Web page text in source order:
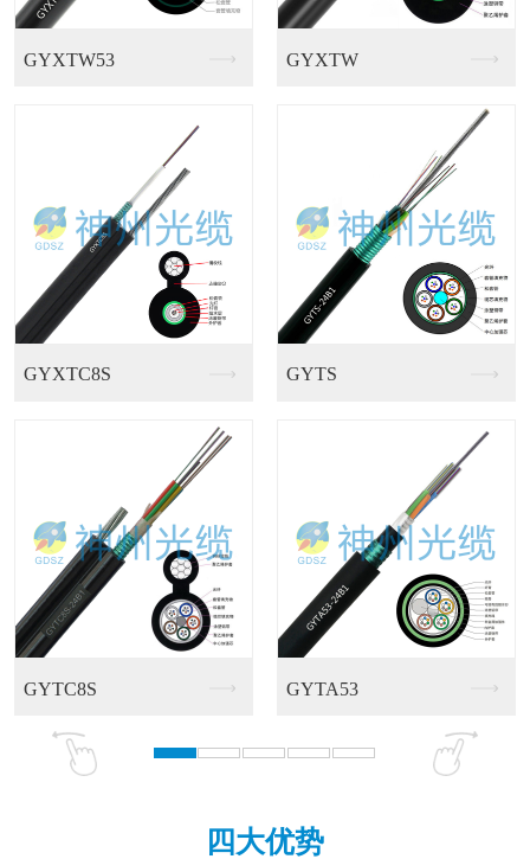
GJFGV室内皮线光... GJFJKV-48芯...
GJFJV多芯室内束... GJFJKV多用途室...
四大优势